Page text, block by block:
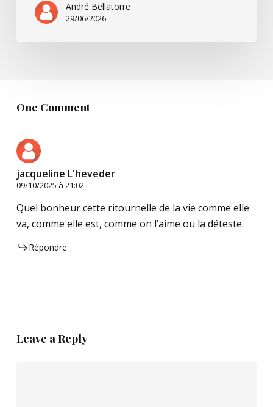
André Bellatorre
29/06/2026
One Comment
jacqueline L'heveder
09/10/2025 à 21:02
Quel bonheur cette ritournelle de la vie comme elle
va, comme elle est, comme on l’aime ou la déteste.
Répondre
Leave a Reply